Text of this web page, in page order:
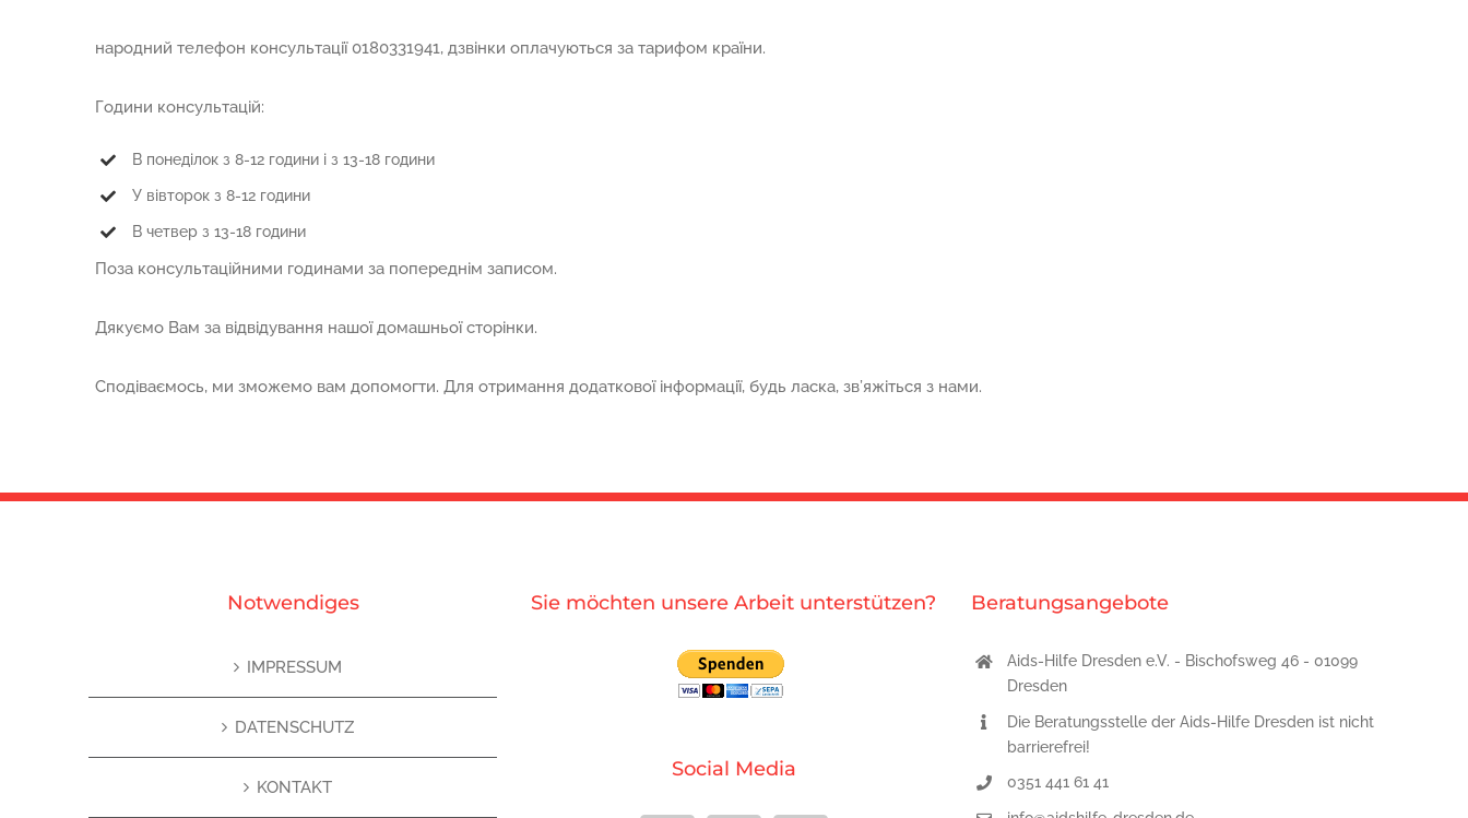
народний телефон консультації 0180331941, дзвінки оплачуються за тарифом країни.
Години консультацій:
В понеділок з 8-12 години і з 13-18 години
У вівторок з 8-12 години
В четвер з 13-18 години
Поза консультаційними годинами за попереднім записом.
Дякуємо Вам за відвідування нашої домашньої сторінки.
Сподіваємось, ми зможемо вам допомогти. Для отримання додаткової інформації, будь ласка, зв’яжіться з нами.
Notwendiges
IMPRESSUM
DATENSCHUTZ
KONTAKT
Sie möchten unsere Arbeit unterstützen?
Social Media
Beratungsangebote
Aids-Hilfe Dresden e.V. - Bischofsweg 46 - 01099
Dresden
Die Beratungsstelle der Aids-Hilfe Dresden ist nicht
barrierefrei!
0351 441 61 41